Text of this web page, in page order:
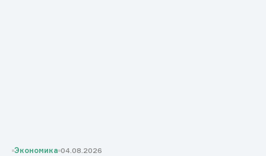
Экономика 04.08.2026